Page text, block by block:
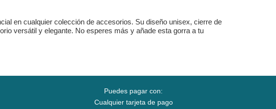
en cualquier colección de accesorios. Su diseño unisex, cierre de
versátil y elegante. No esperes más y añade esta gorra a tu
Puedes pagar con:
Cualquier tarjeta de pago